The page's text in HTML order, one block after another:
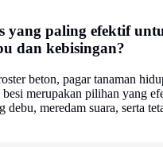
yang paling efektif
dan kebisingan?
beton, pagar tanaman
merupakan pilihan yang
debu, meredam suara, serta